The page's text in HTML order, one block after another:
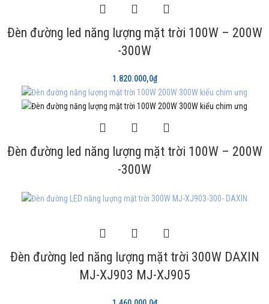
Đèn đường led năng lượng mặt trời 100W – 200W
-300W
1.820.000,0₫
Đèn đường led năng lượng mặt trời 100W – 200W
-300W
Đèn đường led năng lượng mặt trời 300W DAXIN
MJ-XJ903 MJ-XJ905